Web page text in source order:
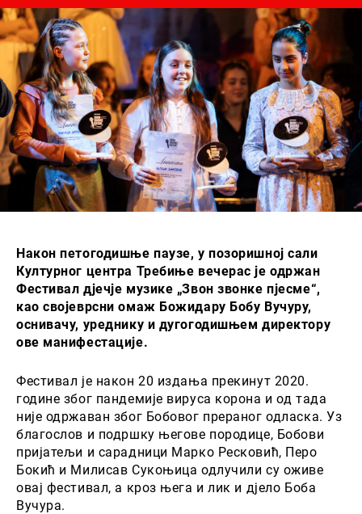
Након петогодишње паузе, у позоришној сали
Културног центра Требиње вечерас је одржан
Фестивал дјечје музике „Звон звонке пјесме“,
као својеврсни омаж Божидару Бобу Вучуру,
оснивачу, уреднику и дугогодишњем директору
ове манифестације.
Фестивал је након 20 издања прекинут 2020.
године због пандемије вируса корона и од тада
није одржаван због Бобовог прераног одласка. Уз
благослов и подршку његове породице, Бобови
пријатељи и сарадници Марко Ресковић, Перо
Бокић и Милисав Сукоњица одлучили су оживе
овај фестивал, а кроз њега и лик и дјело Боба
Вучура.